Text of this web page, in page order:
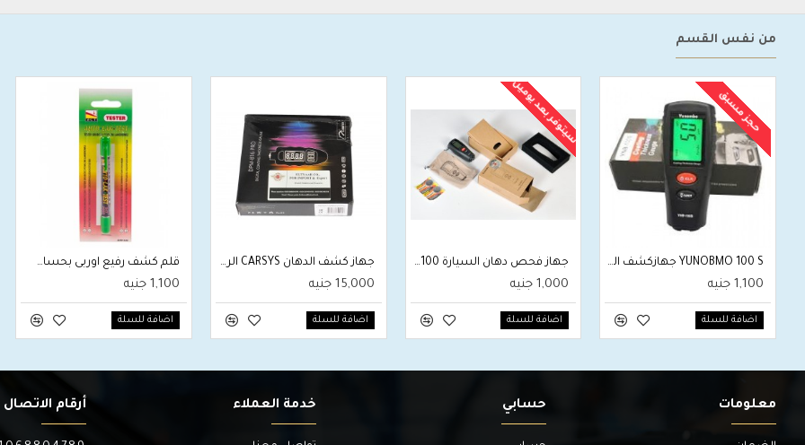
من نفس القسم
حجز مسبق
YUNOBMO 100 S جهازكشف الدهان
1,100 جنيه
اضافة للسلة
سيتوفر بعد يومين
جهاز فحص دهان السيارة YUN100
1,000 جنيه
اضافة للسلة
جهاز كشف الدهان CARSYS الروسي
15,000 جنيه
اضافة للسلة
قلم كشف رفيع اوربى بحساس Paint Thickness
1,100 جنيه
اضافة للسلة
معلومات حسابي خدمة العملاء أرقام الاتصال